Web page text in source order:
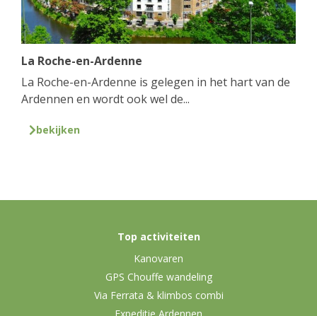
La Roche-en-Ardenne
La Roche-en-Ardenne is gelegen in het hart van de
Ardennen en wordt ook wel de...
bekijken
Top activiteiten
Kanovaren
GPS Chouffe wandeling
Via Ferrata & klimbos combi